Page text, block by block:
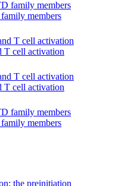
members
T cell activation
T cell activation
members